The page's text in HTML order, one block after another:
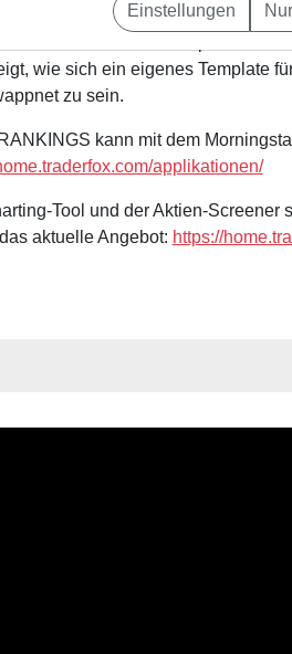
den Startpunkt
Marktumfeld vielversprechend
wie sich ein eigenes Template
zu sein.
kann mit dem
applikationen/
Tool und der Aktien-
aktuelle Angebot: https://
Einstellungen